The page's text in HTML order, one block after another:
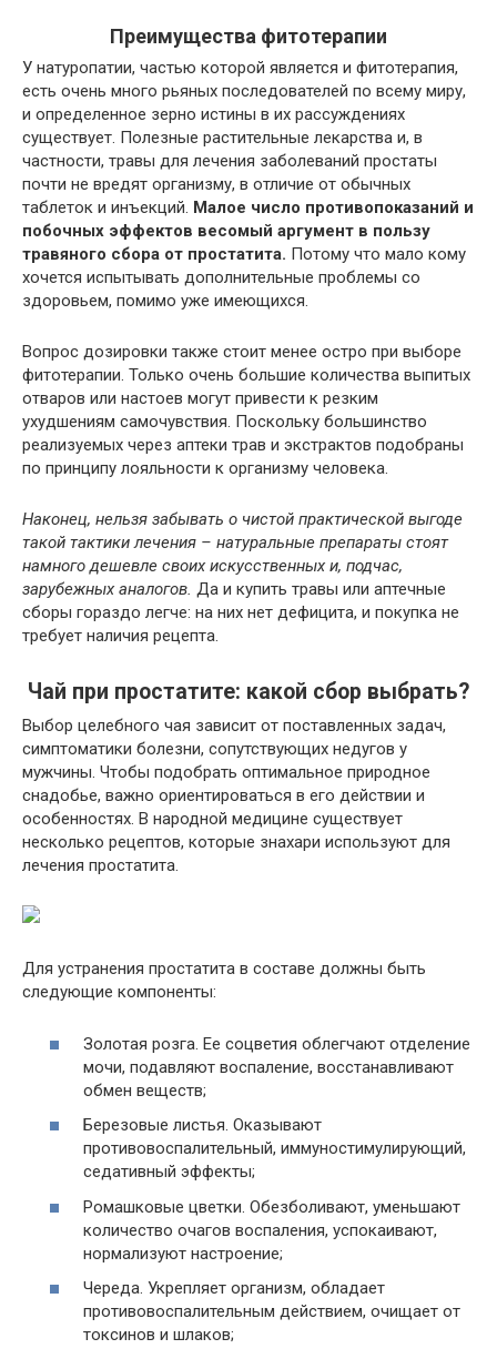
Преимущества фитотерапии
У натуропатии, частью которой является и фитотерапия,
есть очень много рьяных последователей по всему миру,
и определенное зерно истины в их рассуждениях
существует. Полезные растительные лекарства и, в
частности, травы для лечения заболеваний простаты
почти не вредят организму, в отличие от обычных
таблеток и инъекций. Малое число противопоказаний и
побочных эффектов весомый аргумент в пользу
травяного сбора от простатита. Потому что мало кому
хочется испытывать дополнительные проблемы со
здоровьем, помимо уже имеющихся.
Вопрос дозировки также стоит менее остро при выборе
фитотерапии. Только очень большие количества выпитых
отваров или настоев могут привести к резким
ухудшениям самочувствия. Поскольку большинство
реализуемых через аптеки трав и экстрактов подобраны
по принципу лояльности к организму человека.
Наконец, нельзя забывать о чистой практической выгоде
такой тактики лечения – натуральные препараты стоят
намного дешевле своих искусственных и, подчас,
зарубежных аналогов. Да и купить травы или аптечные
сборы гораздо легче: на них нет дефицита, и покупка не
требует наличия рецепта.
Чай при простатите: какой сбор выбрать?
Выбор целебного чая зависит от поставленных задач,
симптоматики болезни, сопутствующих недугов у
мужчины. Чтобы подобрать оптимальное природное
снадобье, важно ориентироваться в его действии и
особенностях. В народной медицине существует
несколько рецептов, которые знахари используют для
лечения простатита.
Для устранения простатита в составе должны быть
следующие компоненты:
Золотая розга. Ее соцветия облегчают отделение
мочи, подавляют воспаление, восстанавливают
обмен веществ;
Березовые листья. Оказывают
противовоспалительный, иммуностимулирующий,
седативный эффекты;
Ромашковые цветки. Обезболивают, уменьшают
количество очагов воспаления, успокаивают,
нормализуют настроение;
Череда. Укрепляет организм, обладает
противовоспалительным действием, очищает от
токсинов и шлаков;